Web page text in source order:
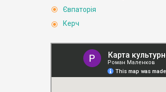
Євпаторія
Керч